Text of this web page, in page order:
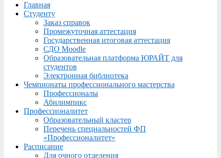
Menu
Главная
Студенту
Заказ справок
Промежуточная аттестация
Государственная итоговая аттестация
СДО Moodle
Образовательная платформа ЮРАЙТ для
студентов
Электронная библиотека
Чемпионаты профессионального мастерства
Профессионалы
Абилимпикс
Профессионалитет
Образовательный кластер
Перечень специальностей ФП
«Профессионалитет»
Расписание
Для очного отделения